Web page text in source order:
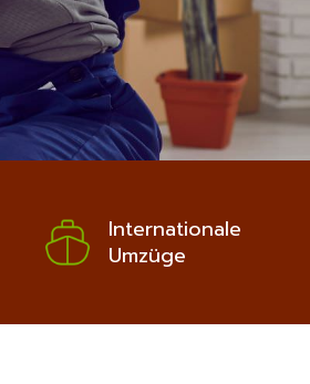
Internationale
Umzüge